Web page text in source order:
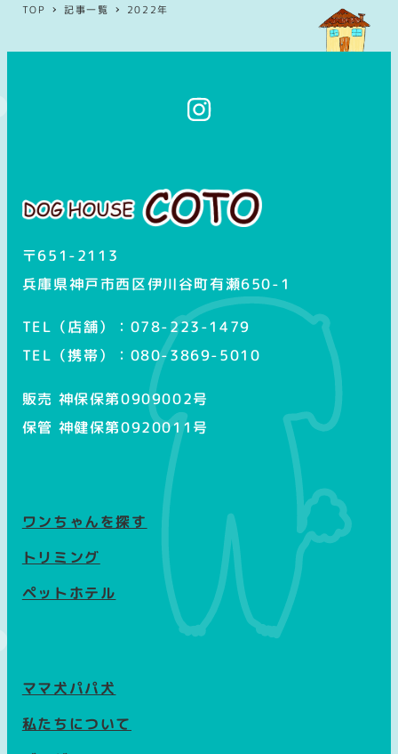
TOP 記事一覧 2022年
ム
〒651-2113
兵庫県神戸市西区伊川谷町有瀬650-1
TEL（店舗）：078-223-1479
TEL（携帯）：080-3869-5010
販売 神保保第0909002号
保管 神健保第0920011号
ワンちゃんを探す
トリミング
ペットホテル
ママ犬パパ犬
私たちについて